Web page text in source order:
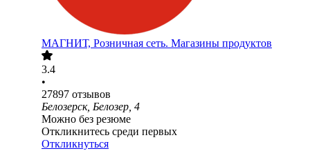
МАГНИТ, Розничная сеть. Магазины продуктов
3.4
•
27897 отзывов
Белозерск, Белозер, 4
Можно без резюме
Откликнитесь среди первых
Откликнуться